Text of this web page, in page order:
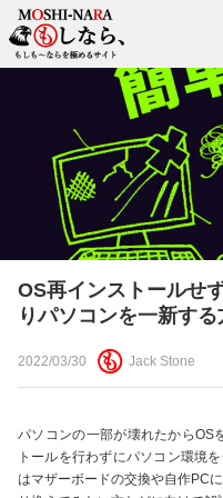
OS再インストールせ
りパソコンを一新する
2022/03/30 Jack Stone
パソコンの一部が壊れたから
トールを行わずにパソコン環境
はマザーボードの交換や自作PC